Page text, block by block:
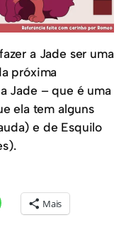
a Jade ser uma
próxima
Jade – que é uma
ela tem alguns
e de Esquilo
Mais